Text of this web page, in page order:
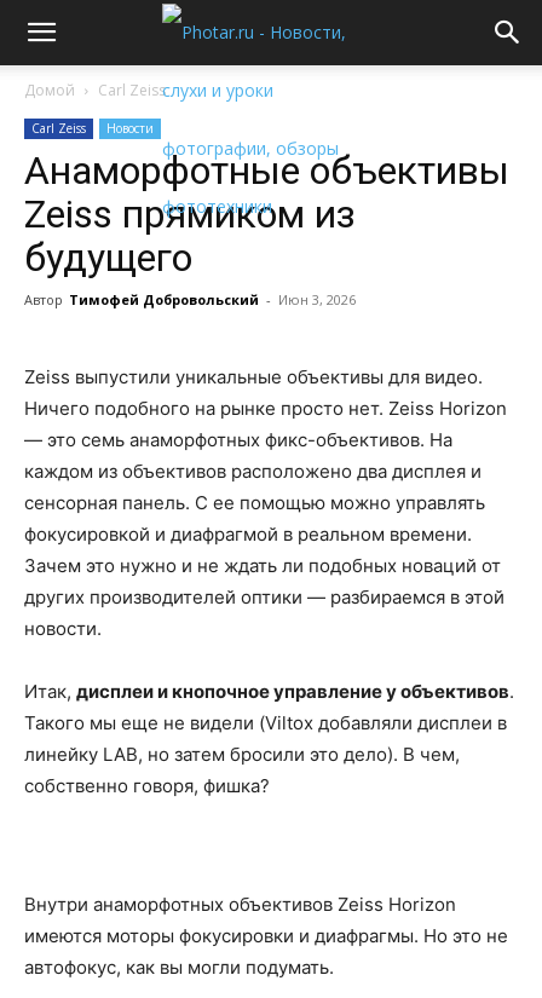
Домой Carl Zeiss
Carl Zeiss Новости
Анаморфотные объективы
Zeiss прямиком из
будущего
Автор Тимофей Добровольский - Июн 3, 2026
Zeiss выпустили уникальные объективы для видео.
Ничего подобного на рынке просто нет. Zeiss Horizon
— это семь анаморфотных фикс-объективов. На
каждом из объективов расположено два дисплея и
сенсорная панель. С ее помощью можно управлять
фокусировкой и диафрагмой в реальном времени.
Зачем это нужно и не ждать ли подобных новаций от
других производителей оптики — разбираемся в этой
новости.
Итак, дисплеи и кнопочное управление у объективов.
Такого мы еще не видели (Viltox добавляли дисплеи в
линейку LAB, но затем бросили это дело). В чем,
собственно говоря, фишка?
Внутри анаморфотных объективов Zeiss Horizon
имеются моторы фокусировки и диафрагмы. Но это не
автофокус, как вы могли подумать.